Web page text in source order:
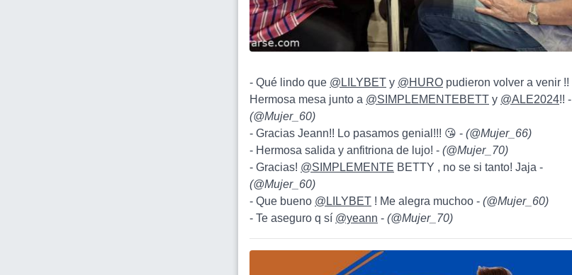
- Qué lindo que @LILYBET y @HURO pudieron volver a venir !!
Hermosa mesa junto a @SIMPLEMENTEBETT y @ALE2024!! -
(@Mujer_60)
- Gracias Jeann!! Lo pasamos genial!!! 😘 - (@Mujer_66)
- Hermosa salida y anfitriona de lujo! - (@Mujer_70)
- Gracias! @SIMPLEMENTE BETTY , no se si tanto! Jaja -
(@Mujer_60)
- Que bueno @LILYBET ! Me alegra muchoo - (@Mujer_60)
- Te aseguro q sí @yeann - (@Mujer_70)